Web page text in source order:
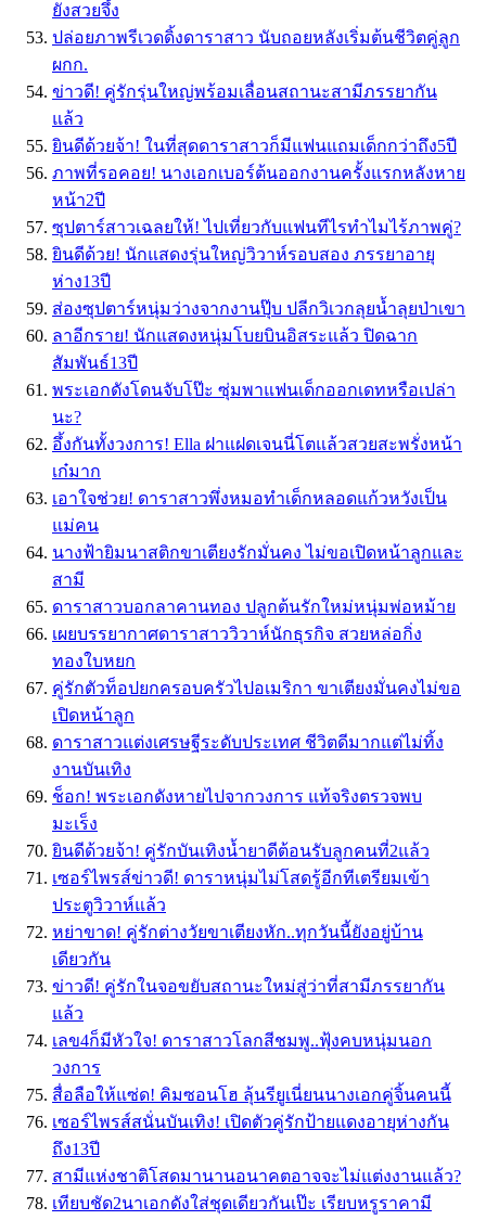
ยังสวยจึ้ง
ปล่อยภาพรีเวดดิ้งดาราสาว นับถอยหลังเริ่มต้นชีวิตคู่ลูก
ผกก.
ข่าวดี! คู่รักรุ่นใหญ่พร้อมเลื่อนสถานะสามีภรรยากัน
แล้ว
ยินดีด้วยจ้า! ในที่สุดดาราสาวก็มีแฟนแถมเด็กกว่าถึง5ปี
ภาพที่รอคอย! นางเอกเบอร์ต้นออกงานครั้งแรกหลังหาย
หน้า2ปี
ซุปตาร์สาวเฉลยให้! ไปเที่ยวกับแฟนทีไรทำไมไร้ภาพคู่?
ยินดีด้วย! นักแสดงรุ่นใหญ่วิวาห์รอบสอง ภรรยาอายุ
ห่าง13ปี
ส่องซุปตาร์หนุ่มว่างจากงานปุ๊บ ปลีกวิเวกลุยน้ำลุยป่าเขา
ลาอีกราย! นักแสดงหนุ่มโบยบินอิสระแล้ว ปิดฉาก
สัมพันธ์13ปี
พระเอกดังโดนจับโป๊ะ ซุ่มพาแฟนเด็กออกเดทหรือเปล่า
นะ?
อึ้งกันทั้งวงการ! Ella ฝาแฝดเจนนี่โตแล้วสวยสะพรั่งหน้า
เก๋มาก
เอาใจช่วย! ดาราสาวพึ่งหมอทําเด็กหลอดแก้วหวังเป็น
แม่คน
นางฟ้ายิมนาสติกขาเตียงรักมั่นคง ไม่ขอเปิดหน้าลูกและ
สามี
ดาราสาวบอกลาคานทอง ปลูกต้นรักใหม่หนุ่มพ่อหม้าย
เผยบรรยากาศดาราสาววิวาห์นักธุรกิจ สวยหล่อกิ่ง
ทองใบหยก
คู่รักตัวท็อปยกครอบครัวไปอเมริกา ขาเตียงมั่นคงไม่ขอ
เปิดหน้าลูก
ดาราสาวแต่งเศรษฐีระดับประเทศ ชีวิตดีมากแต่ไม่ทิ้ง
งานบันเทิง
ช็อก! พระเอกดังหายไปจากวงการ แท้จริงตรวจพบ
มะเร็ง
ยินดีด้วยจ้า! คู่รักบันเทิงน้ำยาดีต้อนรับลูกคนที่2แล้ว
เซอร์ไพรส์ข่าวดี! ดาราหนุ่มไม่โสดรู้อีกทีเตรียมเข้า
ประตูวิวาห์แล้ว
หย่าขาด! คู่รักต่างวัยขาเตียงหัก..ทุกวันนี้ยังอยู่บ้าน
เดียวกัน
ข่าวดี! คู่รักในจอขยับสถานะใหม่สู่ว่าที่สามีภรรยากัน
แล้ว
เลข4ก็มีหัวใจ! ดาราสาวโลกสีชมพู..ฟุ้งคบหนุ่มนอก
วงการ
สื่อลือให้แซ่ด! คิมซอนโฮ ลุ้นรียูเนี่ยนนางเอกคู่จิ้นคนนี้
เซอร์ไพรส์สนั่นบันเทิง! เปิดตัวคู่รักป้ายแดงอายุห่างกัน
ถึง13ปี
สามีแห่งชาติโสดมานานอนาคตอาจจะไม่แต่งงานแล้ว?
เทียบชัด2นาเอกดังใส่ชุดเดียวกันเป๊ะ เรียบหรูราคามี